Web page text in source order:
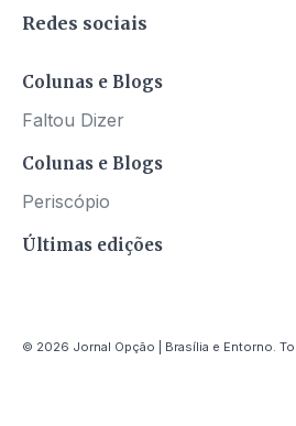
Redes sociais
Colunas e Blogs
Faltou Dizer
Colunas e Blogs
Periscópio
Últimas edições
© 2026 Jornal Opção | Brasília e Entorno.